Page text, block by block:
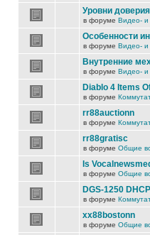
Уровни
в форуме Видео- и
Особенности
в форуме Видео- и
Внутренние
в форуме Видео- и
Diablo 4 Items
в форуме
rr88auctionn
в форуме
rr88gratisc
в форуме Общие
Is
в форуме Общие
DGS-1250
в форуме
xx88bostonn
в форуме Общие